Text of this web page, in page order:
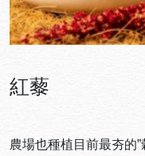
紅藜
農場也種植目前最夯的